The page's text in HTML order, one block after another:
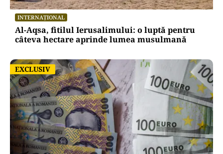
INTERNAȚIONAL
Al-Aqsa, fitilul Ierusalimului: o luptă pentru
câteva hectare aprinde lumea musulmană
EXCLUSIV
EXCLUSIV